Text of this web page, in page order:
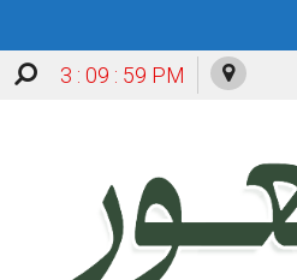
3 : 10 : 00 PM